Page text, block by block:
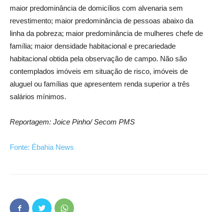
maior predominância de domicílios com alvenaria sem
revestimento; maior predominância de pessoas abaixo da
linha da pobreza; maior predominância de mulheres chefe de
família; maior densidade habitacional e precariedade
habitacional obtida pela observação de campo. Não são
contemplados imóveis em situação de risco, imóveis de
aluguel ou famílias que apresentem renda superior a três
salários mínimos.
Reportagem: Joice Pinho/ Secom PMS
Fonte: Ébahia News